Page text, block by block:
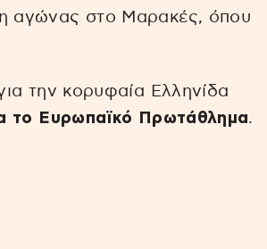
αγώνας στο Μαρακές, όπου
την κορυφαία Ελληνίδα
το Ευρωπαϊκό Πρωτάθλημα.